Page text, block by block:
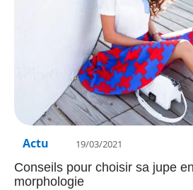
Actu 19/03/2021
Conseils pour choisir sa jupe
morphologie